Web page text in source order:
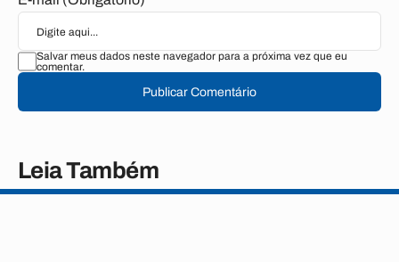
Salvar meus dados neste navegador para a próxima vez que eu
comentar.
Publicar Comentário
Leia Também